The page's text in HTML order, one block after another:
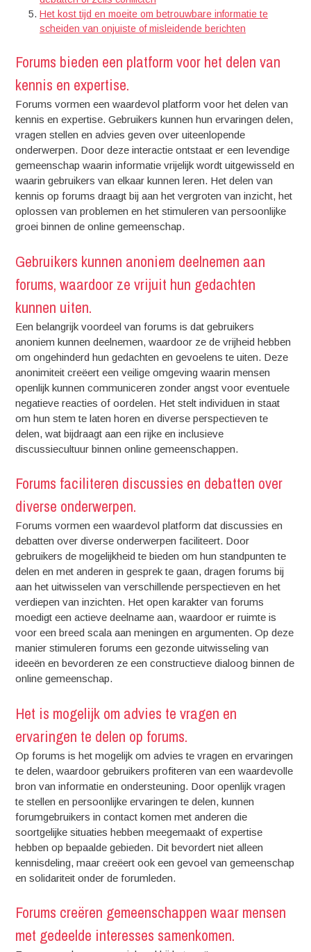
Het kost tijd en moeite om betrouwbare informatie te
scheiden van onjuiste of misleidende berichten
Forums bieden een platform voor het delen van
kennis en expertise.
Forums vormen een waardevol platform voor het delen van
kennis en expertise. Gebruikers kunnen hun ervaringen delen,
vragen stellen en advies geven over uiteenlopende
onderwerpen. Door deze interactie ontstaat er een levendige
gemeenschap waarin informatie vrijelijk wordt uitgewisseld en
waarin gebruikers van elkaar kunnen leren. Het delen van
kennis op forums draagt bij aan het vergroten van inzicht, het
oplossen van problemen en het stimuleren van persoonlijke
groei binnen de online gemeenschap.
Gebruikers kunnen anoniem deelnemen aan
forums, waardoor ze vrijuit hun gedachten
kunnen uiten.
Een belangrijk voordeel van forums is dat gebruikers
anoniem kunnen deelnemen, waardoor ze de vrijheid hebben
om ongehinderd hun gedachten en gevoelens te uiten. Deze
anonimiteit creëert een veilige omgeving waarin mensen
openlijk kunnen communiceren zonder angst voor eventuele
negatieve reacties of oordelen. Het stelt individuen in staat
om hun stem te laten horen en diverse perspectieven te
delen, wat bijdraagt aan een rijke en inclusieve
discussiecultuur binnen online gemeenschappen.
Forums faciliteren discussies en debatten over
diverse onderwerpen.
Forums vormen een waardevol platform dat discussies en
debatten over diverse onderwerpen faciliteert. Door
gebruikers de mogelijkheid te bieden om hun standpunten te
delen en met anderen in gesprek te gaan, dragen forums bij
aan het uitwisselen van verschillende perspectieven en het
verdiepen van inzichten. Het open karakter van forums
moedigt een actieve deelname aan, waardoor er ruimte is
voor een breed scala aan meningen en argumenten. Op deze
manier stimuleren forums een gezonde uitwisseling van
ideeën en bevorderen ze een constructieve dialoog binnen de
online gemeenschap.
Het is mogelijk om advies te vragen en
ervaringen te delen op forums.
Op forums is het mogelijk om advies te vragen en ervaringen
te delen, waardoor gebruikers profiteren van een waardevolle
bron van informatie en ondersteuning. Door openlijk vragen
te stellen en persoonlijke ervaringen te delen, kunnen
forumgebruikers in contact komen met anderen die
soortgelijke situaties hebben meegemaakt of expertise
hebben op bepaalde gebieden. Dit bevordert niet alleen
kennisdeling, maar creëert ook een gevoel van gemeenschap
en solidariteit onder de forumleden.
Forums creëren gemeenschappen waar mensen
met gedeelde interesses samenkomen.